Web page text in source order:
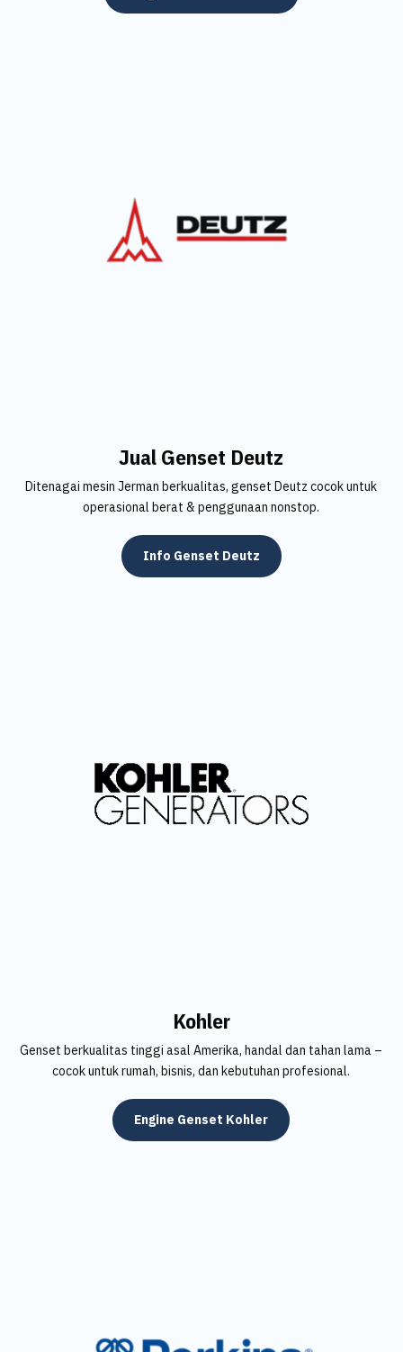
Jual Genset Deutz
Ditenagai mesin Jerman berkualitas, genset Deutz cocok untuk
operasional berat & penggunaan nonstop.
Info Genset Deutz
Kohler
Genset berkualitas tinggi asal Amerika, handal dan tahan lama –
cocok untuk rumah, bisnis, dan kebutuhan profesional.
Engine Genset Kohler